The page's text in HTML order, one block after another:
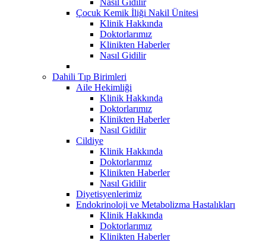
Çocuk Kemik İliği Nakil Ünitesi
Klinik Hakkında
Doktorlarımız
Klinikten Haberler
Nasıl Gidilir
Dahili Tıp Birimleri
Aile Hekimliği
Klinik Hakkında
Doktorlarımız
Klinikten Haberler
Nasıl Gidilir
Cildiye
Klinik Hakkında
Doktorlarımız
Klinikten Haberler
Nasıl Gidilir
Diyetisyenlerimiz
Endokrinoloji ve Metabolizma Hastalıkları
Klinik Hakkında
Doktorlarımız
Klinikten Haberler